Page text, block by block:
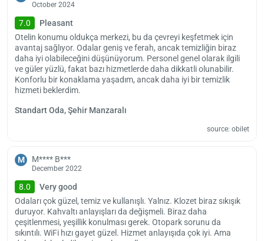
October 2024
7.0
Pleasant
Otelin konumu oldukça merkezi, bu da çevreyi keşfetmek için
avantaj sağlıyor. Odalar geniş ve ferah, ancak temizliğin biraz
daha iyi olabileceğini düşünüyorum. Personel genel olarak ilgili
ve güler yüzlü, fakat bazı hizmetlerde daha dikkatli olunabilir.
Konforlu bir konaklama yaşadım, ancak daha iyi bir temizlik
hizmeti beklerdim.
Standart Oda, Şehir Manzaralı
source: obilet
M M**** B***
December 2022
8.0
Very good
Odaları çok güzel, temiz ve kullanışlı. Yalnız. Klozet biraz sıkışık
duruyor. Kahvaltı anlayışları da değişmeli. Biraz daha
çeşitlenmesi, yeşillik konulması gerek. Otopark sorunu da
sıkıntılı. WiFi hızı gayet güzel. Hizmet anlayışıda çok iyi. Ama